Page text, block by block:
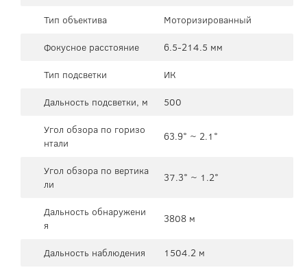
Тип объектива
Моторизированный
Фокусное расстояние
6.5-214.5 мм
Тип подсветки
ИК
Дальность подсветки, м
500
Угол обзора по горизо
нтали
63.9° ~ 2.1°
Угол обзора по вертика
ли
37.3° ~ 1.2°
Дальность обнаружени
я
3808 м
Дальность наблюдения
1504.2 м